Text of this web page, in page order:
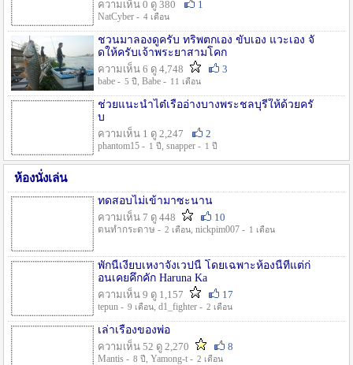
ความเห็น 0 ดู 380
1
NatCyber - 4 เดือน
ชวนมาลองดูครับ ทริพตกเอง ขับเอง แวะเอง จั
ดให้ครับเจ้าพระยาสามโคก
ความเห็น 6 ดู 4,748
3
babe - 5 ปี , Babe - 11 เดือน
ช่วยแนะนำไต๋เรืออ่างบางพระชลบุรีให้ด้วยครั
บ
ความเห็น 1 ดู 2,247
2
phantom15 - 1 ปี , snapper - 1 ปี
ห้องนั่งเล่น
ทดสอบไม่เข้ามาซะนาน
ความเห็น 7 ดู 448
10
ตนทำกระดาษ - 2 เดือน, nickpim007 - 1 เดือน
พักนี้เงียบเหงาจังเวปนี้ โดยเฉพาะห้องนี้ที่แต่ก่
อนเคยคึกคัก Haruna Ka
ความเห็น 9 ดู 1,157
17
tepun - 9 เดือน, d1_fighter - 2 เดือน
เล่าเรื่องของพ่อ
ความเห็น 52 ดู 2,270
8
Mantis - 8 ปี , Yamong-t - 2 เดือน